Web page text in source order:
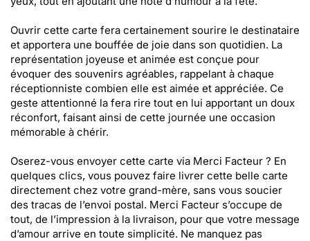
Ouvrir cette carte fera certainement sourire le destinataire
et apportera une bouffée de joie dans son quotidien. La
représentation joyeuse et animée est conçue pour
évoquer des souvenirs agréables, rappelant à chaque
réceptionniste combien elle est aimée et appréciée. Ce
geste attentionné la fera rire tout en lui apportant un doux
réconfort, faisant ainsi de cette journée une occasion
mémorable à chérir.
Oserez-vous envoyer cette carte via Merci Facteur ? En
quelques clics, vous pouvez faire livrer cette belle carte
directement chez votre grand-mère, sans vous soucier
des tracas de l’envoi postal. Merci Facteur s’occupe de
tout, de l’impression à la livraison, pour que votre message
d’amour arrive en toute simplicité. Ne manquez pas